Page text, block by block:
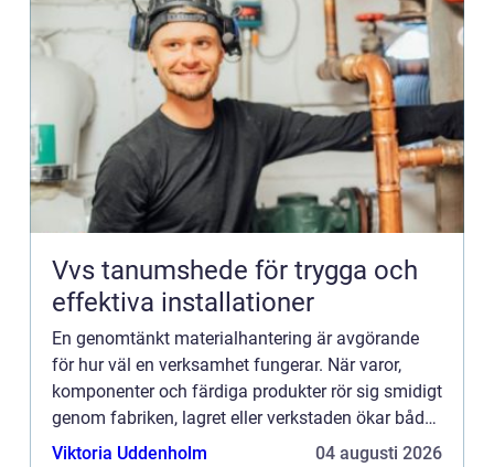
Vvs tanumshede för trygga och
effektiva installationer
En genomtänkt materialhantering är avgörande
för hur väl en verksamhet fungerar. När varor,
komponenter och färdiga produkter rör sig smidigt
genom fabriken, lagret eller verkstaden ökar både
produktivitet och säkerhet. Samtidigt minskar
Viktoria Uddenholm 04 augusti 2026